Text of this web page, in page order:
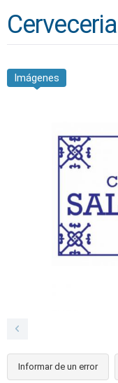
Imágenes
Informar de un error